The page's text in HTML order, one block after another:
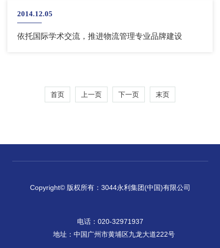
2014.12.05
依托国际学术交流，推进物流管理专业品牌建设
首页 上一页 下一页 末页
Copyright© 版权所有：3044永利集团(中国)有限公司
电话：020-32971937
地址：中国广州市黄埔区九龙大道222号